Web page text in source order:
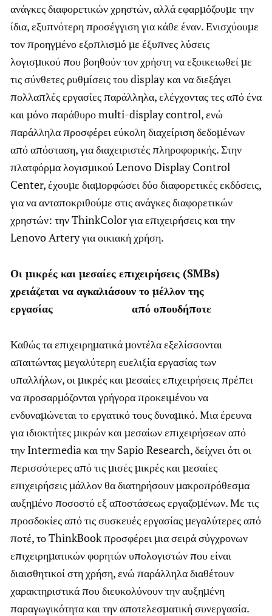
ανάγκες διαφορετικών χρηστών, αλλά εφαρμόζουμε την
ίδια, εξυπνότερη προσέγγιση για κάθε έναν. Ενισχύουμε
τον προηγμένο εξοπλισμό με έξυπνες λύσεις
λογισμικού που βοηθούν τον χρήστη να εξοικειωθεί με
τις σύνθετες ρυθμίσεις του display και να διεξάγει
πολλαπλές εργασίες παράλληλα, ελέγχοντας τες από ένα
και μόνο παράθυρο multi-display control, ενώ
παράλληλα προσφέρει εύκολη διαχείριση δεδομένων
από απόσταση, για διαχειριστές πληροφορικής. Στην
πλατφόρμα λογισμικού Lenovo Display Control
Center, έχουμε διαμορφώσει δύο διαφορετικές εκδόσεις,
για να ανταποκριθούμε στις ανάγκες διαφορετικών
χρηστών: την ThinkColor για επιχειρήσεις και την
Lenovo Artery για οικιακή χρήση.
Οι μικρές και μεσαίες επιχειρήσεις (SMBs)
χρειάζεται να αγκαλιάσουν το μέλλον της
εργασίας από οπουδήποτε
Καθώς τα επιχειρηματικά μοντέλα εξελίσσονται
απαιτώντας μεγαλύτερη ευελιξία εργασίας των
υπαλλήλων, οι μικρές και μεσαίες επιχειρήσεις πρέπει
να προσαρμόζονται γρήγορα προκειμένου να
ενδυναμώνεται το εργατικό τους δυναμικό. Μια έρευνα
για ιδιοκτήτες μικρών και μεσαίων επιχειρήσεων από
την Intermedia και την Sapio Research, δείχνει ότι οι
περισσότερες από τις μισές μικρές και μεσαίες
επιχειρήσεις μάλλον θα διατηρήσουν μακροπρόθεσμα
αυξημένο ποσοστό εξ αποστάσεως εργαζομένων. Με τις
προσδοκίες από τις συσκευές εργασίας μεγαλύτερες από
ποτέ, το ThinkBook προσφέρει μια σειρά σύγχρονων
επιχειρηματικών φορητών υπολογιστών που είναι
διαισθητικοί στη χρήση, ενώ παράλληλα διαθέτουν
χαρακτηριστικά που διευκολύνουν την αυξημένη
παραγωγικότητα και την αποτελεσματική συνεργασία.